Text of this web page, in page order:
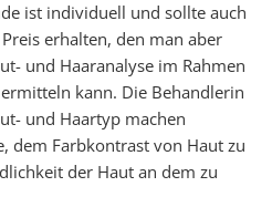
ist individuell und sollte auch
erhalten, den man aber
und Haaranalyse im Rahmen
kann. Die Behandlerin
und Haartyp machen
dem Farbkontrast von Haut zu
der Haut an dem zu